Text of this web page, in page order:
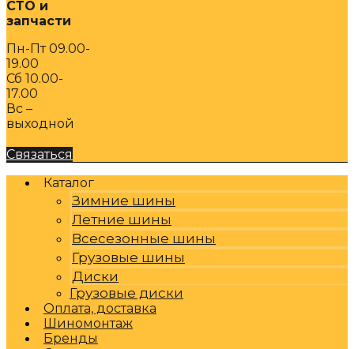
СТО и
запчасти
Пн-Пт 09.00-
19.00
Сб 10.00-
17.00
Вс –
выходной
Связаться
Каталог
Зимние шины
Летние шины
Всесезонные шины
Грузовые шины
Диски
Грузовые диски
Оплата, доставка
Шиномонтаж
Бренды